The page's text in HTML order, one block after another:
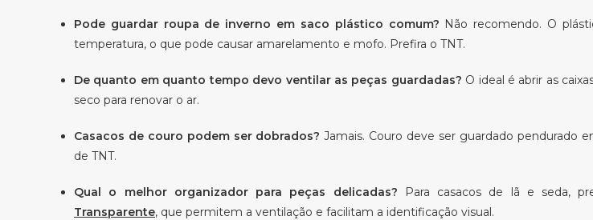
Pode guardar roupa de inverno em saco plástico comum? Não recomendo. O
temperatura, o que pode causar amarelamento e mofo. Prefira o TNT.
De quanto em quanto tempo devo ventilar as peças guardadas? O ideal é abrir as
seco para renovar o ar.
Casacos de couro podem ser dobrados? Jamais. Couro deve ser guardado pendurado
de TNT.
Qual o melhor organizador para peças delicadas? Para casacos de lã e seda,
Transparente, que permitem a ventilação e facilitam a identificação visual.